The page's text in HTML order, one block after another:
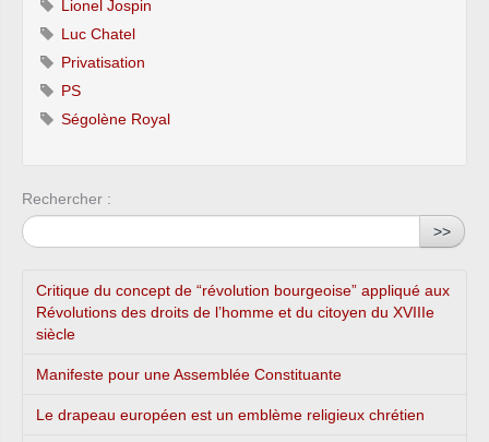
Lionel Jospin
Luc Chatel
Privatisation
PS
Ségolène Royal
Rechercher :
>>
Critique du concept de “révolution bourgeoise” appliqué aux
Révolutions des droits de l’homme et du citoyen du XVIIIe
siècle
Manifeste pour une Assemblée Constituante
Le drapeau européen est un emblème religieux chrétien